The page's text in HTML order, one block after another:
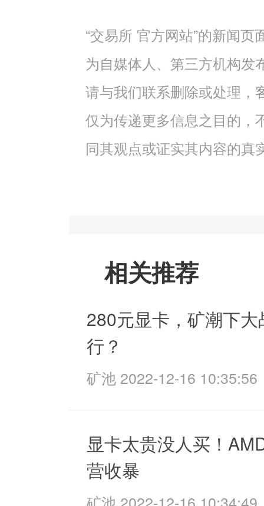
“交易所 官方网站”的新闻
为自媒体人、第三方机构发
请与我们联系删除或处理，
仅为传递更多信息之目的，
同其观点或证实其内容的真
相关推荐
280元显卡，矿潮下
行？
矿池 2022-12-16 10:35:56
显卡太贵没人买！
营收暴